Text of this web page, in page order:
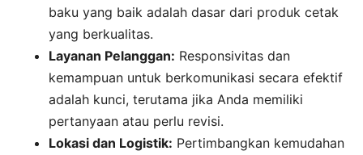
baku yang baik adalah dasar dari produk cetak
yang berkualitas.
Layanan Pelanggan: Responsivitas dan
kemampuan untuk berkomunikasi secara efektif
adalah kunci, terutama jika Anda memiliki
pertanyaan atau perlu revisi.
Lokasi dan Logistik: Pertimbangkan kemudahan